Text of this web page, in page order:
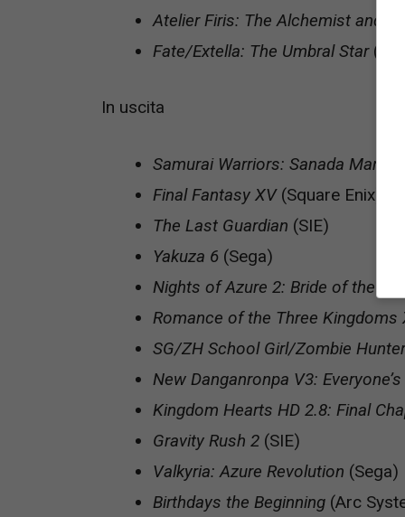
Atelier Firis: The Alchemist and
Fate/Extella: The Umbral Star
In uscita
Samurai Warriors: Sanada Maru
Final Fantasy XV(Square Enix) –
The Last Guardian (SIE)
Yakuza 6 (Sega)
Nights of Azure 2: Bride of the
Romance of the Three Kingdoms
SG/ZH School Girl/Zombie Hunter
New Danganronpa V3:
Kingdom Hearts HD 2.8: Final
Gravity Rush 2 (SIE)
Valkyria: Azure Revolution (Sega)
Birthdays the Beginning (Arc